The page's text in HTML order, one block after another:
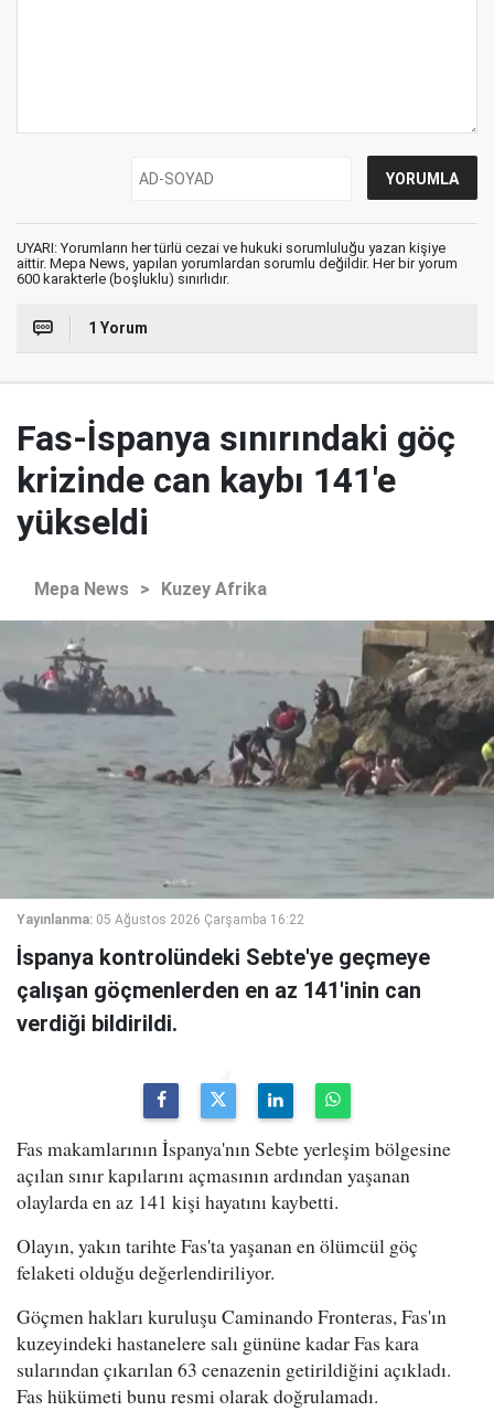
UYARI: Yorumların her türlü cezai ve hukuki sorumluluğu yazan kişiye
aittir. Mepa News, yapılan yorumlardan sorumlu değildir. Her bir yorum
600 karakterle (boşluklu) sınırlıdır.
1 Yorum
Fas-İspanya sınırındaki göç
krizinde can kaybı 141'e
yükseldi
Mepa News > Kuzey Afrika
Yayınlanma: 05 Ağustos 2026 Çarşamba 16:22
İspanya kontrolündeki Sebte'ye geçmeye
çalışan göçmenlerden en az 141'inin can
verdiği bildirildi.
Fas makamlarının İspanya'nın Sebte yerleşim bölgesine
açılan sınır kapılarını açmasının ardından yaşanan
olaylarda en az 141 kişi hayatını kaybetti.
Olayın, yakın tarihte Fas'ta yaşanan en ölümcül göç
felaketi olduğu değerlendiriliyor.
Göçmen hakları kuruluşu Caminando Fronteras, Fas'ın
kuzeyindeki hastanelere salı gününe kadar Fas kara
sularından çıkarılan 63 cenazenin getirildiğini açıkladı.
Fas hükümeti bunu resmi olarak doğrulamadı.